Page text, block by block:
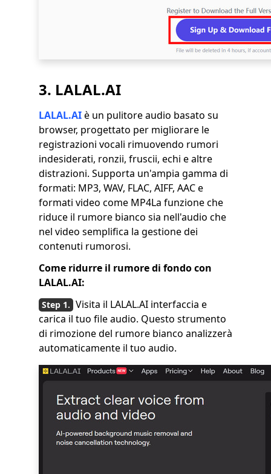
3. LALAL.AI
LALAL.AIè un pulitore audio basato su
browser, progettato per migliorare le
registrazioni vocali rimuovendo rumori
indesiderati, ronzii, fruscii, echi e altre
distrazioni. Supporta un'ampia gamma di
formati: MP3, WAV, FLAC, AIFF, AAC e
formati video come MP4La funzione che
riduce il rumore bianco sia nell'audio che
nel video semplifica la gestione dei
contenuti rumorosi.
Come ridurre il rumore di fondo con
LALAL.AI:
Visita il LALAL.AI interfaccia e
carica il tuo file audio. Questo strumento
di rimozione del rumore bianco analizzerà
automaticamente il tuo audio.